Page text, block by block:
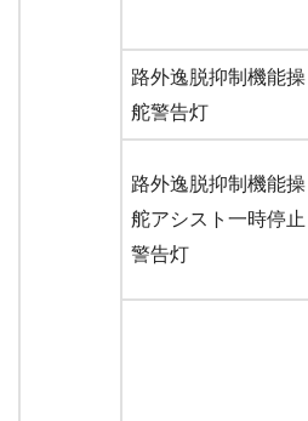
路外逸脱抑制機能操
舵警告灯
路外逸脱抑制機能操
舵アシスト一時停止
警告灯